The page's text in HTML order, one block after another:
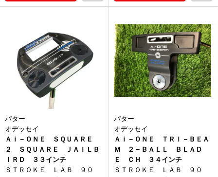
パター
オデッセイ
Ａｉ－ＯＮＥ ＳＱＵＡＲＥ
２ ＳＱＵＡＲＥ ＪＡＩＬＢ
ＩＲＤ ３３インチ
ＳＴＲＯＫＥ ＬＡＢ ９０
パター
オデッセイ
Ａｉ－ＯＮＥ ＴＲＩ－ＢＥＡ
Ｍ ２－ＢＡＬＬ ＢＬＡＤ
Ｅ ＣＨ ３４インチ
ＳＴＲＯＫＥ ＬＡＢ ９０